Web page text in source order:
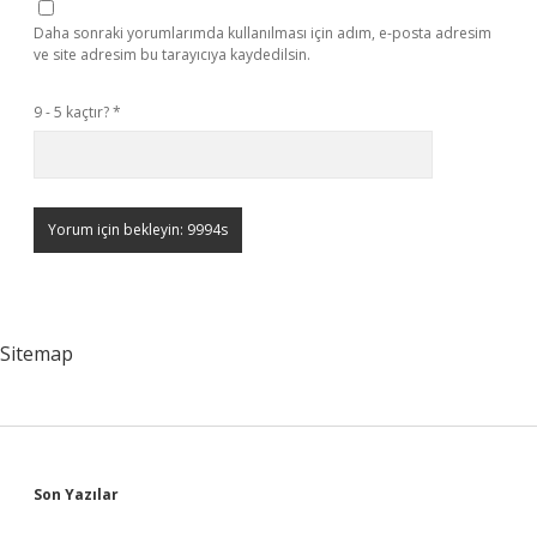
Daha sonraki yorumlarımda kullanılması için adım, e-posta adresim
ve site adresim bu tarayıcıya kaydedilsin.
9 - 5 kaçtır?*
Sitemap
Sidebar
Son Yazılar